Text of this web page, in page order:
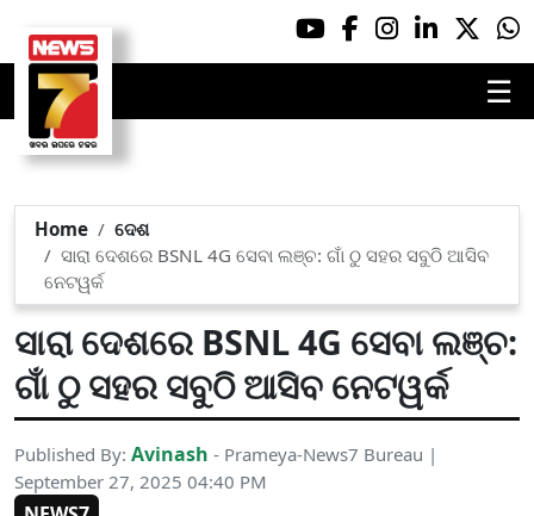
☰
Home
ଦେଶ
ସାରା ଦେଶରେ BSNL 4G ସେବା ଲଞ୍ଚ: ଗାଁ ଠୁ ସହର ସବୁଠି ଆସିବ
ନେଟୱର୍କ
ସାରା ଦେଶରେ BSNL 4G ସେବା ଲଞ୍ଚ:
ଗାଁ ଠୁ ସହର ସବୁଠି ଆସିବ ନେଟୱର୍କ
Published By: Avinash - Prameya-News7 Bureau |
September 27, 2025 04:40 PM